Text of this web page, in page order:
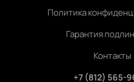
Политика
Гарантия
Контакты
+7 (812) 565-